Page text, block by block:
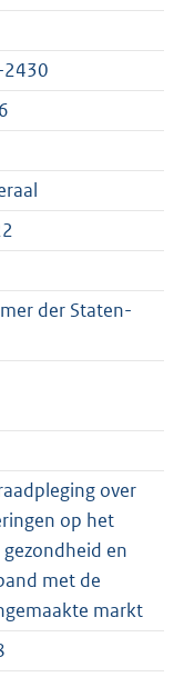
der Staten-
over
op het
en
met de
markt